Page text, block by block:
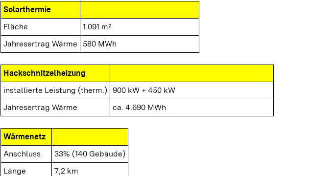
Solarthermie
Fläche
1.091 m²
Jahresertrag Wärme
580 MWh
Hackschnitzelheizung
installierte Leistung (therm.)
900 kW + 450 kW
Jahresertrag Wärme
ca. 4.690 MWh
Wärmenetz
Anschluss
33% (140 Gebäude)
Länge
7,2 km